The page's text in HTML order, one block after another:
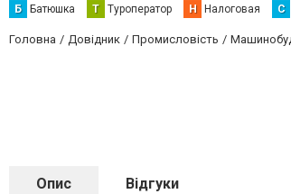
Б Батюшка Т Туроператор Н Налоговая С
Головна Довідник Промисловість
Опис Відгуки